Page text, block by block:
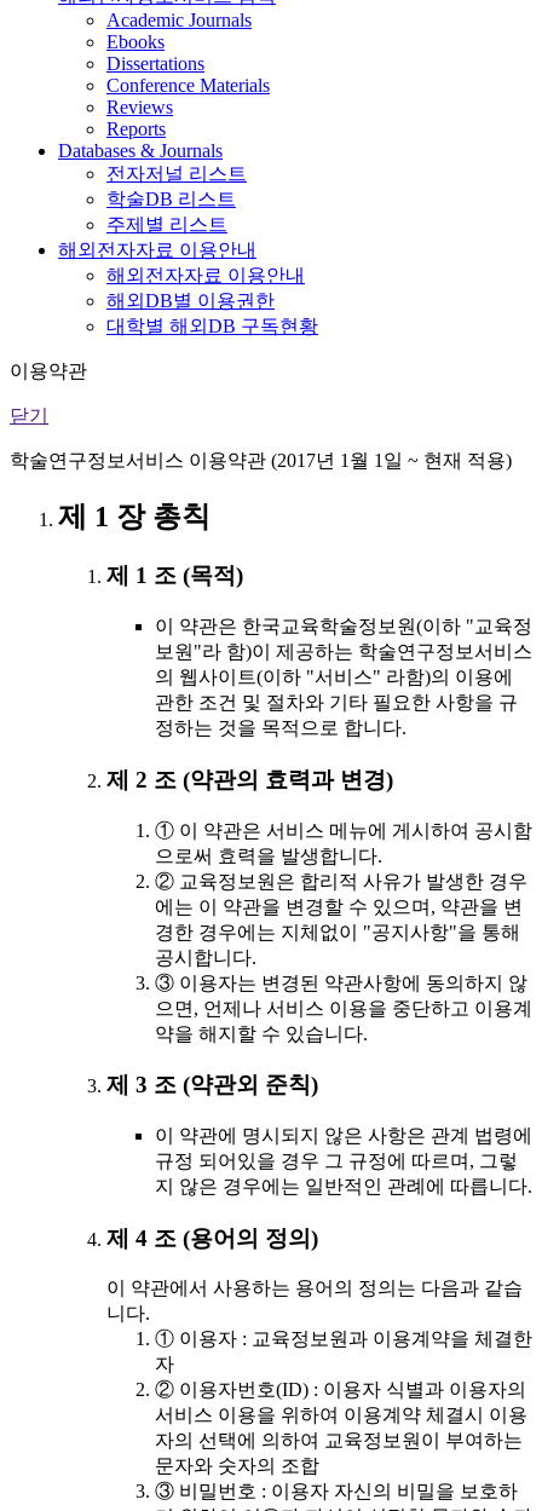
Academic Journals
Ebooks
Dissertations
Conference Materials
Reviews
Reports
Databases & Journals
전자저널 리스트
학술DB 리스트
주제별 리스트
해외전자자료 이용안내
해외전자자료 이용안내
해외DB별 이용권한
대학별 해외DB 구독현황
이용약관
닫기
학술연구정보서비스 이용약관 (2017년 1월 1일 ~ 현재 적용)
제 1 장 총칙
제 1 조 (목적)
이 약관은 한국교육학술정보원(이하 "교육정
보원"라 함)이 제공하는 학술연구정보서비스
의 웹사이트(이하 "서비스" 라함)의 이용에
관한 조건 및 절차와 기타 필요한 사항을 규
정하는 것을 목적으로 합니다.
제 2 조 (약관의 효력과 변경)
① 이 약관은 서비스 메뉴에 게시하여 공시함
으로써 효력을 발생합니다.
② 교육정보원은 합리적 사유가 발생한 경우
에는 이 약관을 변경할 수 있으며, 약관을 변
경한 경우에는 지체없이 "공지사항"을 통해
공시합니다.
③ 이용자는 변경된 약관사항에 동의하지 않
으면, 언제나 서비스 이용을 중단하고 이용계
약을 해지할 수 있습니다.
제 3 조 (약관외 준칙)
이 약관에 명시되지 않은 사항은 관계 법령에
규정 되어있을 경우 그 규정에 따르며, 그렇
지 않은 경우에는 일반적인 관례에 따릅니다.
제 4 조 (용어의 정의)
이 약관에서 사용하는 용어의 정의는 다음과 같습
니다.
① 이용자 : 교육정보원과 이용계약을 체결한
자
② 이용자번호(ID) : 이용자 식별과 이용자의
서비스 이용을 위하여 이용계약 체결시 이용
자의 선택에 의하여 교육정보원이 부여하는
문자와 숫자의 조합
③ 비밀번호 : 이용자 자신의 비밀을 보호하